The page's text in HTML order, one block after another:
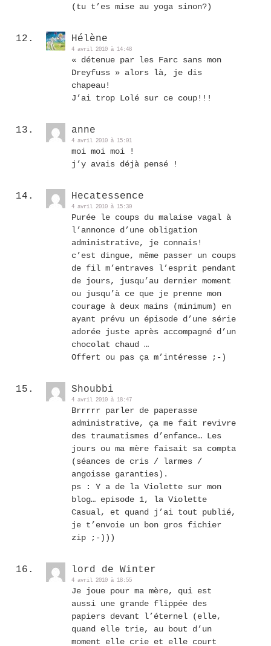
(tu t’es mise au yoga sinon?)
Hélène
4 avril 2010 à 14:48
« détenue par les Farc sans mon
Dreyfuss » alors là, je dis
chapeau!
J’ai trop Lolé sur ce coup!!!
anne
4 avril 2010 à 15:01
moi moi moi !
j’y avais déjà pensé !
Hecatessence
4 avril 2010 à 15:30
Purée le coups du malaise vagal à
l’annonce d’une obligation
administrative, je connais!
c’est dingue, même passer un coups
de fil m’entraves l’esprit pendant
de jours, jusqu’au dernier moment
ou jusqu’à ce que je prenne mon
courage à deux mains (minimum) en
ayant prévu un épisode d’une série
adorée juste après accompagné d’un
chocolat chaud …
Offert ou pas ça m’intéresse ;-)
Shoubbi
4 avril 2010 à 18:47
Brrrrr parler de paperasse
administrative, ça me fait revivre
des traumatismes d’enfance… Les
jours ou ma mère faisait sa compta
(séances de cris / larmes /
angoisse garanties).
ps : Y a de la Violette sur mon
blog… episode 1, la Violette
Casual, et quand j’ai tout publié,
je t’envoie un bon gros fichier
zip ;-)))
lord de Winter
4 avril 2010 à 18:55
Je joue pour ma mère, qui est
aussi une grande flippée des
papiers devant l’éternel (elle,
quand elle trie, au bout d’un
moment elle crie et elle court